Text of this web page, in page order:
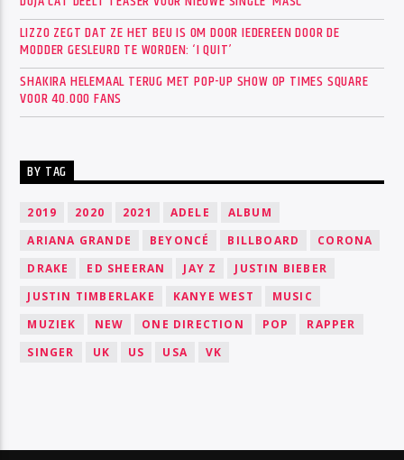
LIZZO ZEGT DAT ZE HET BEU IS OM DOOR IEDEREEN DOOR DE
MODDER GESLEURD TE WORDEN: ‘I QUIT’
SHAKIRA HELEMAAL TERUG MET POP-UP SHOW OP TIMES SQUARE
VOOR 40.000 FANS
BY TAG
2019 2020 2021 ADELE
ALBUM
ARIANA GRANDE
BEYONCÉ BILLBOARD
CORONA
DRAKE
ED SHEERAN JAY Z
JUSTIN BIEBER
JUSTIN TIMBERLAKE
KANYE WEST
MUSIC
MUZIEK
NEW ONE DIRECTION POP
RAPPER
SINGER
UK US USA VK